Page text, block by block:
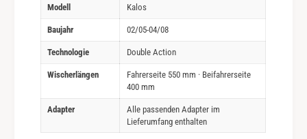
Modell Kalos
Baujahr 02/05-04/08
Technologie Double Action
Wischerlängen
Fahrerseite 550 mm · Beifahrerseite
400 mm
Adapter
Alle passenden Adapter im
Lieferumfang enthalten